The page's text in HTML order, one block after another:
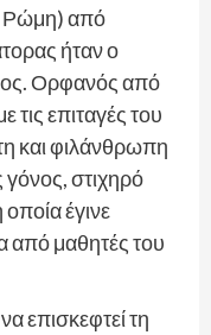
Ρώμη) από
ήταν ο
Ορφανός από
επιταγές του
και φιλάνθρωπη
γόνος, στιχηρό
έγινε
από μαθητές του
επισκεφτεί τη